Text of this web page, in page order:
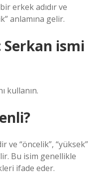
erkek adıdır ve
anlamına gelir.
Serkan ismi
kullanın.
ve “öncelik”, “yüksek”
Bu isim genellikle
ifade eder.